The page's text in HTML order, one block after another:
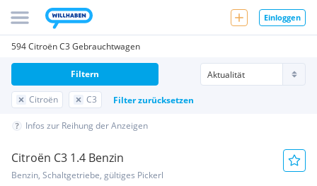
Einloggen
594 Citroën C3 Gebrauchtwagen
Citroën C3 Filter zurücksetzen
Filtern
Infos zur Reihung der Anzeigen
Citroën C3 1.4 Benzin
Benzin, Schaltgetriebe, gültiges Pickerl